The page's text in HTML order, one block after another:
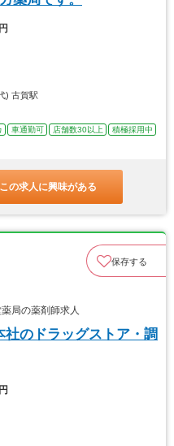
) 古賀駅
車通勤可 店舗数30以上
積極採用中
この求人に興味がある
保存する
局の薬剤師求人
のドラッグストア・調